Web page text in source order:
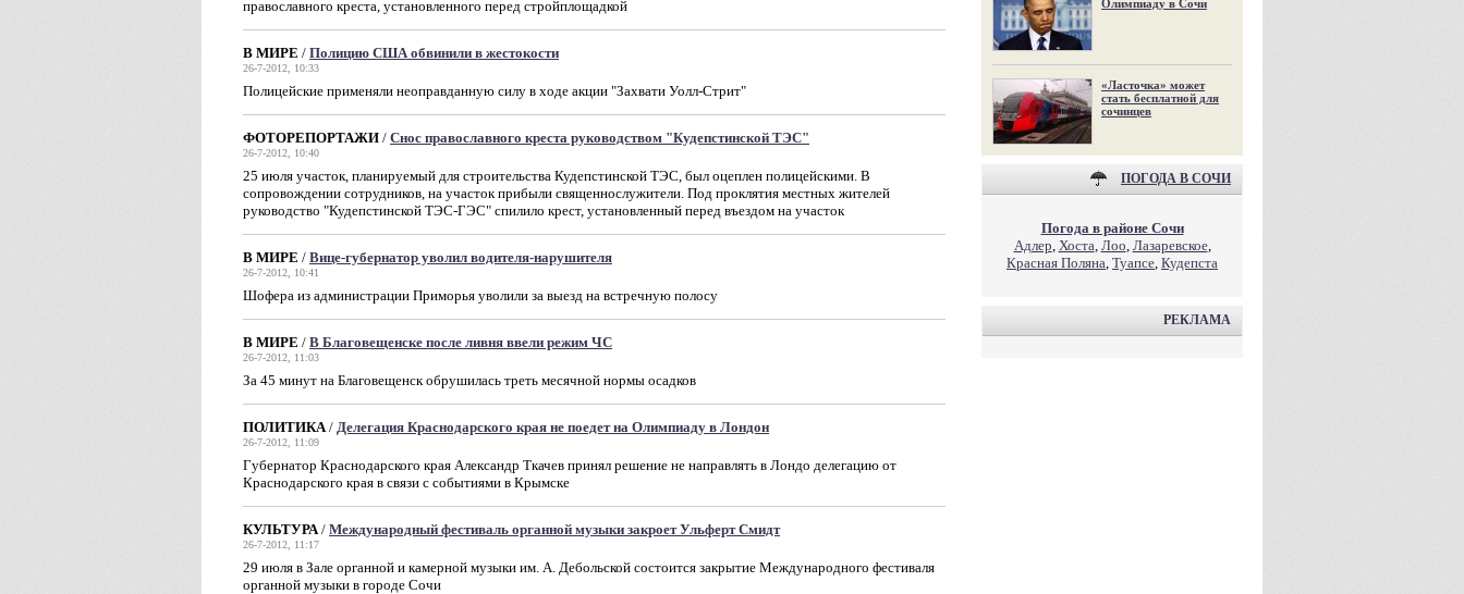
православного креста, установленного перед стройплощадкой
В МИРЕ / Полицию США обвинили в жестокости
26-7-2012, 10:33
Полицейские применяли неоправданную силу в ходе акции "Захвати Уолл-Стрит"
ФОТОРЕПОРТАЖИ / Снос православного креста руководством "Кудепстинской ТЭС"
26-7-2012, 10:40
25 июля участок, планируемый для строительства Кудепстинской ТЭС, был оцеплен полицейскими. В
сопровождении сотрудников, на участок прибыли священнослужители. Под проклятия местных жителей
руководство "Кудепстинской ТЭС-ГЭС" спилило крест, установленный перед въездом на участок
В МИРЕ / Вице-губернатор уволил водителя-нарушителя
26-7-2012, 10:41
Шофера из администрации Приморья уволили за выезд на встречную полосу
В МИРЕ / В Благовещенске после ливня ввели режим ЧС
26-7-2012, 11:03
За 45 минут на Благовещенск обрушилась треть месячной нормы осадков
ПОЛИТИКА/ Делегация Краснодарского края не поедет на Олимпиаду в Лондон
26-7-2012, 11:09
Губернатор Краснодарского края Александр Ткачев принял решение не направлять в Лондо делегацию от
Краснодарского края в связи с событиями в Крымске
КУЛЬТУРА/ Международный фестиваль органной музыки закроет Ульферт Смидт
26-7-2012, 11:17
29 июля в Зале органной и камерной музыки им. А. Дебольской состоится закрытие Международного фестиваля
органной музыки в городе Сочи
Олимпиаду в Сочи
«Ласточка» может
стать бесплатной для
сочинцев
ПОГОДА В СОЧИ
Погода в районе Сочи
Адлер, Хоста, Лоо, Лазаревское,
Красная Поляна, Туапсе, Кудепста
РЕКЛАМА